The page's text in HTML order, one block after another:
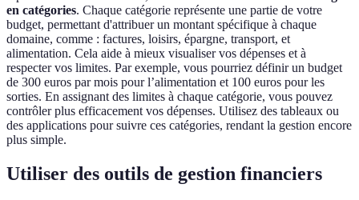
en catégories. Chaque catégorie représente une partie de votre
budget, permettant d'attribuer un montant spécifique à chaque
domaine, comme : factures, loisirs, épargne, transport, et
alimentation. Cela aide à mieux visualiser vos dépenses et à
respecter vos limites. Par exemple, vous pourriez définir un budget
de 300 euros par mois pour l’alimentation et 100 euros pour les
sorties. En assignant des limites à chaque catégorie, vous pouvez
contrôler plus efficacement vos dépenses. Utilisez des tableaux ou
des applications pour suivre ces catégories, rendant la gestion encore
plus simple.
Utiliser des outils de gestion financiers